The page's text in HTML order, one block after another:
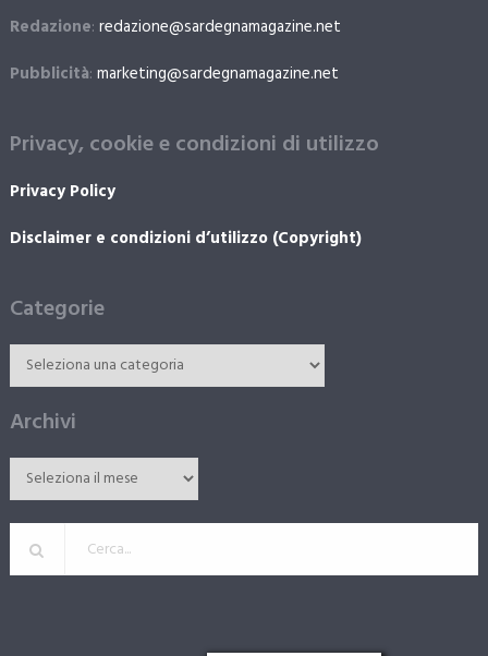
Redazione: redazione@sardegnamagazine.net
Pubblicità: marketing@sardegnamagazine.net
Privacy, cookie e condizioni di utilizzo
Privacy Policy
Disclaimer e condizioni d’utilizzo (Copyright)
Categorie
Archivi